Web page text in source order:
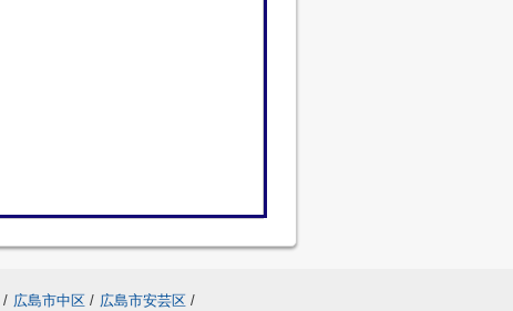
/ 広島市中区 / 広島市安芸区 /